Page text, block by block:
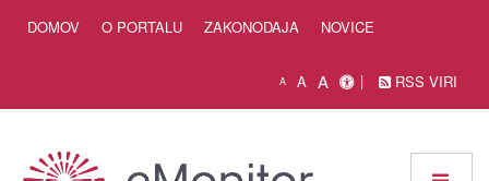
DOMOV O PORTALU ZAKONODAJA NOVICE
A A A RSS VIRI